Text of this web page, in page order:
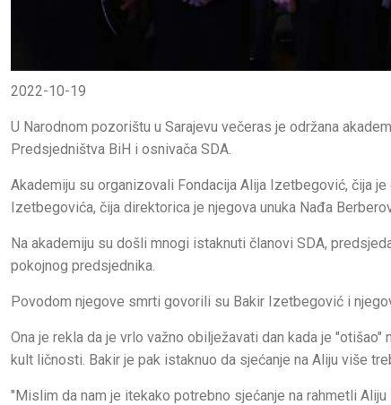
2022-10-19
U Narodnom pozorištu u Sarajevu večeras je održana
Predsjedništva BiH i osnivača SDA.
Akademiju su organizovali Fondacija Alija Izetbegović, čija
Izetbegovića, čija direktorica je njegova unuka Nađa
Na akademiju su došli mnogi istaknuti članovi SDA,
pokojnog predsjednika.
Povodom njegove smrti govorili su Bakir Izetbegović i
Ona je rekla da je vrlo važno obilježavati dan kada je
kult ličnosti. Bakir je pak istaknuo da sjećanje na Aliju više
"Mislim da nam je itekako potrebno sjećanje na rahmetli